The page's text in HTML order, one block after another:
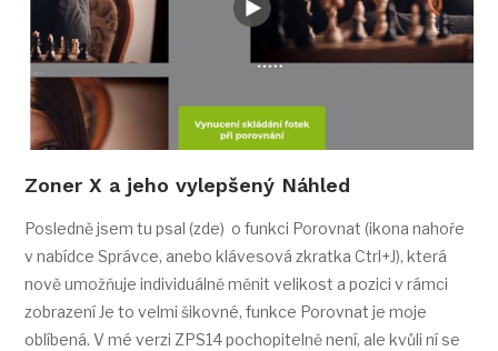
Zoner X a jeho vylepšený Náhled
Posledně jsem tu psal (zde) o funkci Porovnat (ikona nahoře
v nabídce Správce, anebo klávesová zkratka Ctrl+J), která
nově umožňuje individuálně měnit velikost a pozici v rámci
zobrazení Je to velmi šikovné, funkce Porovnat je moje
oblíbená. V mé verzi ZPS14 pochopitelně není, ale kvůli ní se